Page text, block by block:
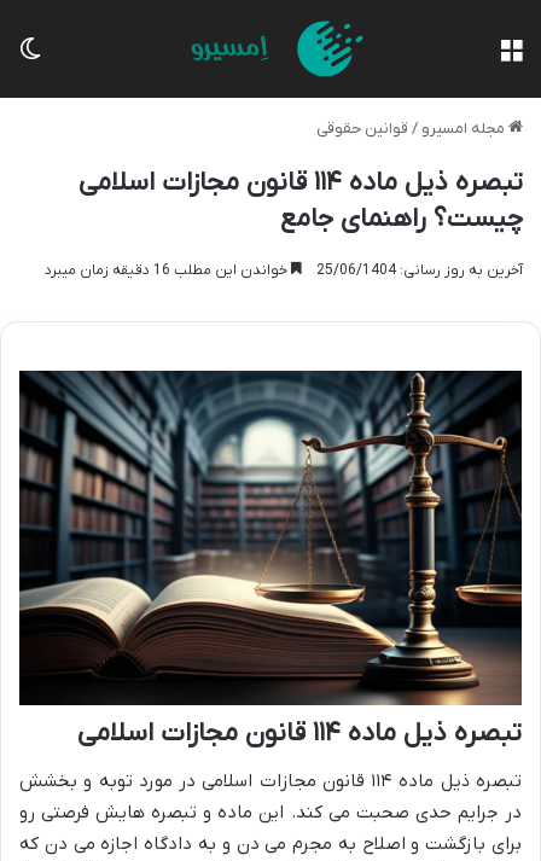
مجله امسیرو / قوانین حقوقی
تبصره ذیل ماده ۱۱۴ قانون مجازات اسلامی
چیست؟ راهنمای جامع
آخرین به روز رسانی: 25/06/1404 خواندن این مطلب 16 دقیقه زمان میبرد
تبصره ذیل ماده ۱۱۴ قانون مجازات اسلامی
تبصره ذیل ماده ۱۱۴ قانون مجازات اسلامی در مورد توبه و بخشش
در جرایم حدی صحبت می کند. این ماده و تبصره هایش فرصتی رو
برای بازگشت و اصلاح به مجرم می دن و به دادگاه اجازه می دن که